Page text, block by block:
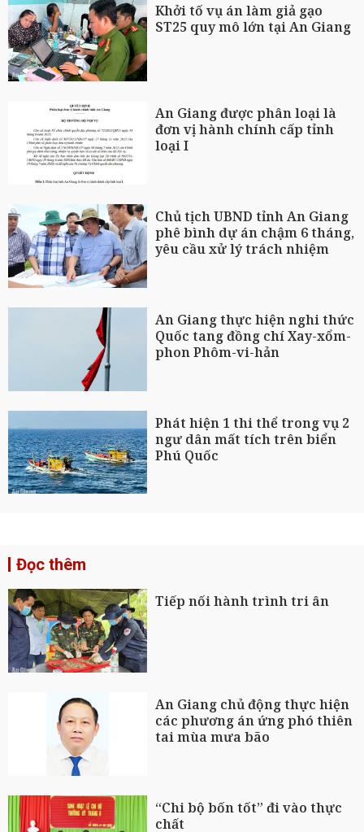
Khởi tố vụ án làm giả gạo
ST25 quy mô lớn tại An Giang
An Giang được phân loại là
đơn vị hành chính cấp tỉnh
loại I
Chủ tịch UBND tỉnh An Giang
phê bình dự án chậm 6 tháng,
yêu cầu xử lý trách nhiệm
An Giang thực hiện nghi thức
Quốc tang đồng chí Xay-xổm-
phon Phôm-vi-hản
Phát hiện 1 thi thể trong vụ 2
ngư dân mất tích trên biển
Phú Quốc
Đọc thêm
Tiếp nối hành trình tri ân
An Giang chủ động thực hiện
các phương án ứng phó thiên
tai mùa mưa bão
“Chi bộ bốn tốt” đi vào thực
chất